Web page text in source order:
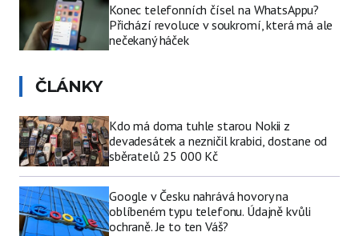
Konec telefonních čísel na WhatsAppu?
Přichází revoluce v soukromí, která má ale
nečekaný háček
ČLÁNKY
Kdo má doma tuhle starou Nokii z
devadesátek a nezničil krabici, dostane od
sběratelů 25 000 Kč
Google v Česku nahrává hovory na
oblíbeném typu telefonu. Údajně kvůli
ochraně. Je to ten Váš?